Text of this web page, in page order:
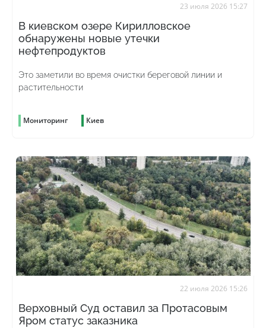
23 июля 2026 15:27
В киевском озере Кирилловское
обнаружены новые утечки
нефтепродуктов
Это заметили во время очистки береговой линии и
растительности
Мониторинг Киев
22 июля 2026 15:26
Верховный Суд оставил за Протасовым
Яром статус заказника